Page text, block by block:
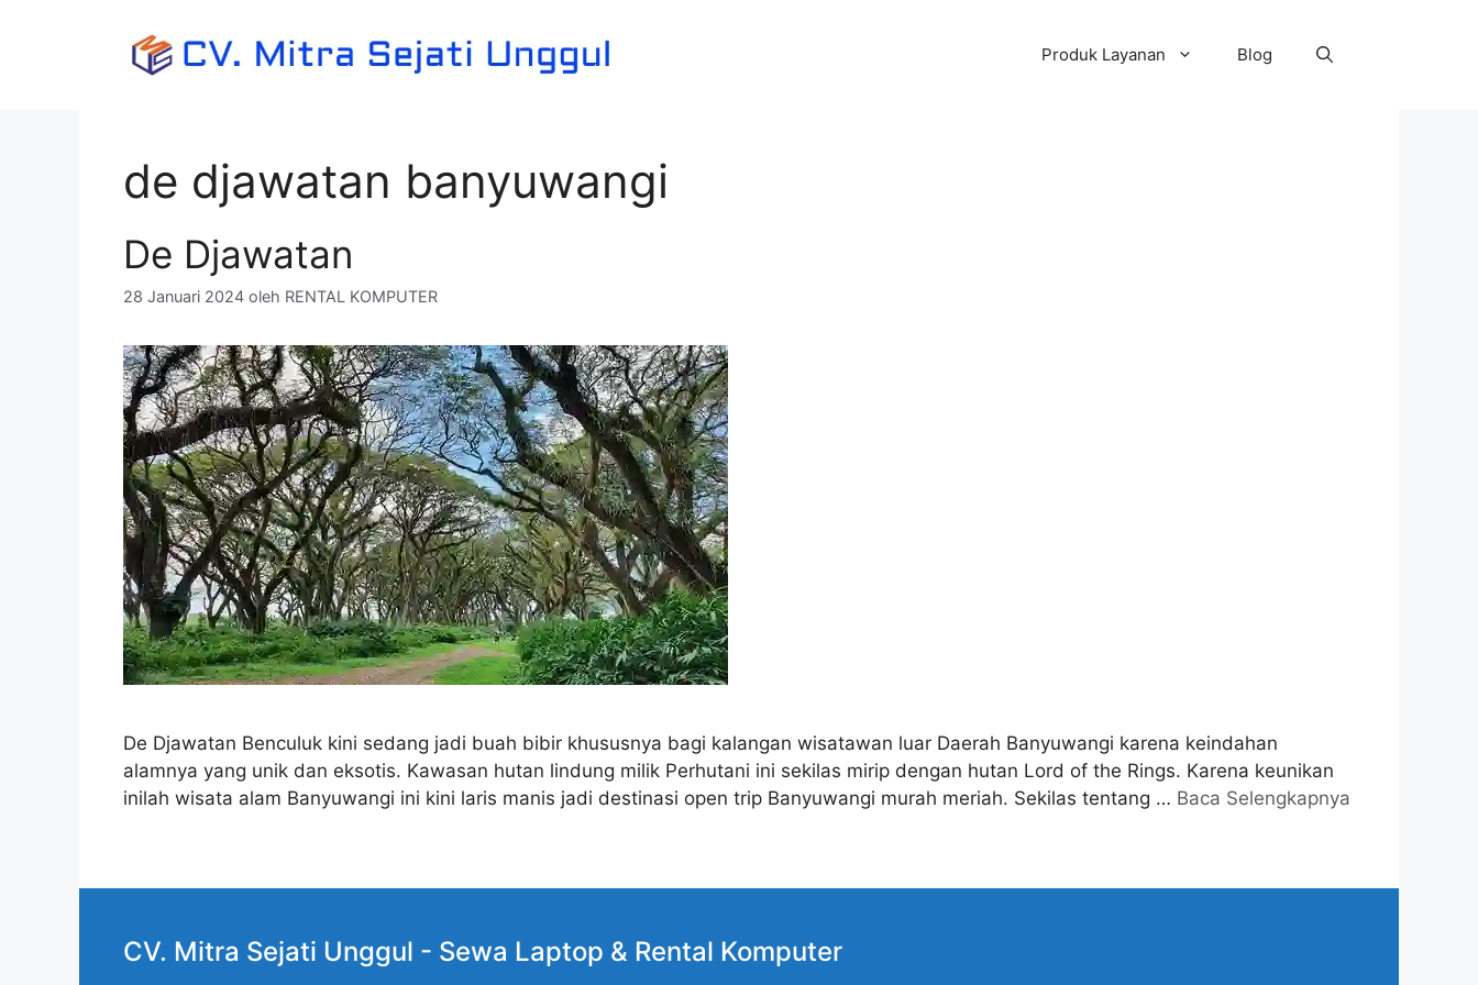
Produk Layanan Blog
de djawatan banyuwangi
De Djawatan
28 Januari 2024 oleh RENTAL KOMPUTER
De Djawatan Benculuk kini sedang jadi buah bibir khususnya bagi kalangan wisatawan luar Daerah Banyuwangi karena keindahan
alamnya yang unik dan eksotis. Kawasan hutan lindung milik Perhutani ini sekilas mirip dengan hutan Lord of the Rings. Karena keunikan
inilah wisata alam Banyuwangi ini kini laris manis jadi destinasi open trip Banyuwangi murah meriah. Sekilas tentang … Baca Selengkapnya
CV. Mitra Sejati Unggul - Sewa Laptop & Rental Komputer